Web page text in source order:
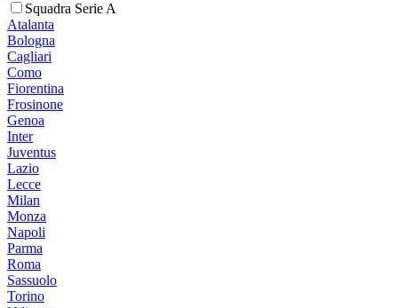
Squadra Serie A
Atalanta
Bologna
Cagliari
Como
Fiorentina
Frosinone
Genoa
Inter
Juventus
Lazio
Lecce
Milan
Monza
Napoli
Parma
Roma
Sassuolo
Torino